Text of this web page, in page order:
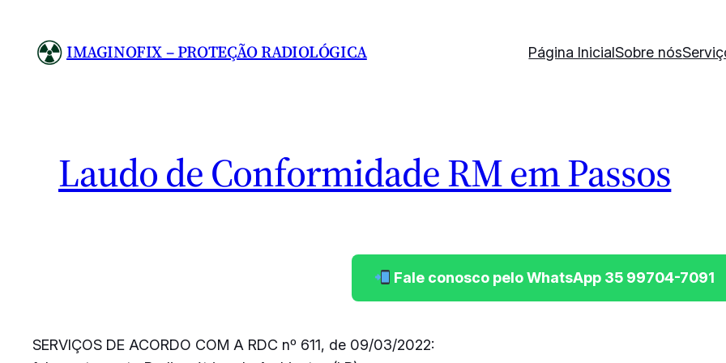
IMAGINOFIX – PROTEÇÃO RADIOLÓGICA Página InicialSobre nós
Laudo de Conformidade RM em Passos
Fale conosco pelo WhatsApp 35 99704-7091
SERVIÇOS DE ACORDO COM A RDC nº 611, de 09/03/2022: